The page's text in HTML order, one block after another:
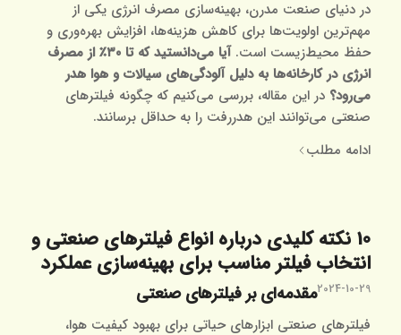
در دنیای صنعت مدرن، بهینه‌سازی مصرف انرژی یکی از
مهم‌ترین اولویت‌ها برای کاهش هزینه‌ها، افزایش بهره‌وری و
حفظ محیط‌زیست است.
آیا می‌دانستید که تا ۳۰٪ از مصرف
انرژی در کارخانه‌ها به دلیل آلودگی‌های سیالات و هوا هدر
می‌رود؟ در این مقاله، بررسی می‌کنیم که چگونه فیلترهای
صنعتی می‌توانند این هدررفت را به حداقل برسانند.
ادامه مطلب
10 نکته کلیدی درباره انواع فیلترهای صنعتی و
انتخاب فیلتر مناسب برای بهینه‌سازی عملکرد
2024-10-29مقدمه‌ای بر فیلترهای صنعتی
فیلترهای صنعتی ابزارهای حیاتی برای بهبود کیفیت هوا،